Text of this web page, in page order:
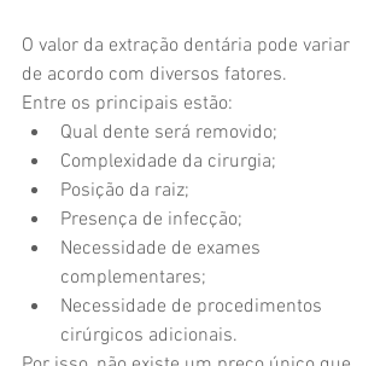
O valor da extração dentária pode variar
de acordo com diversos fatores.
Entre os principais estão:
Qual dente será removido;
Complexidade da cirurgia;
Posição da raiz;
Presença de infecção;
Necessidade de exames
complementares;
Necessidade de procedimentos
cirúrgicos adicionais.